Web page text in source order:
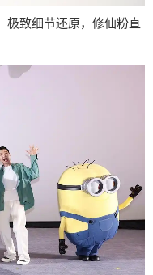
极致细节还原，修仙粉直